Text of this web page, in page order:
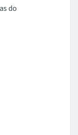
do